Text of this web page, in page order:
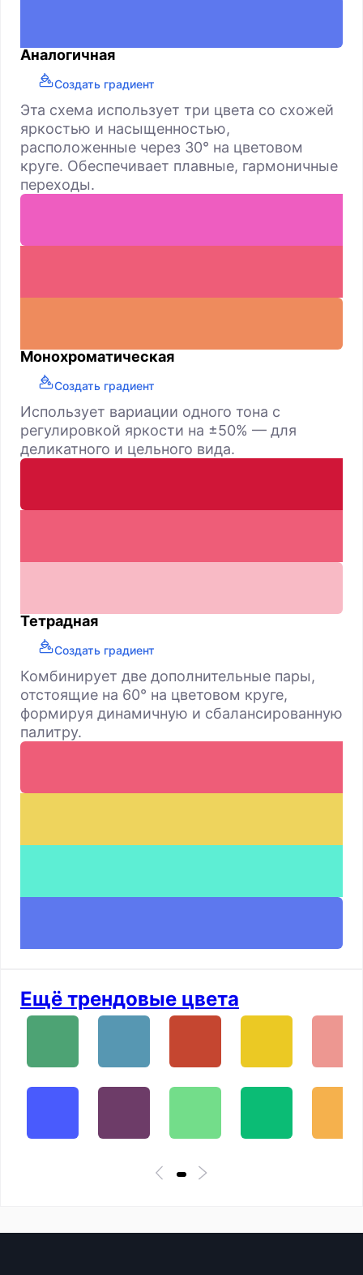
Аналогичная
Создать градиент
Эта схема использует три цвета со схожей
яркостью и насыщенностью,
расположенные через 30° на цветовом
круге. Обеспечивает плавные, гармоничные
переходы.
Монохроматическая
Создать градиент
Использует вариации одного тона с
регулировкой яркости на ±50% — для
деликатного и цельного вида.
Тетрадная
Создать градиент
Комбинирует две дополнительные пары,
отстоящие на 60° на цветовом круге,
формируя динамичную и сбалансированную
палитру.
Ещё трендовые цвета